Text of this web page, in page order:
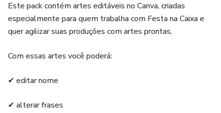
Este pack contém artes editáveis no Canva, criadas
especialmente para quem trabalha com Festa na Caixa e
quer agilizar suas produções com artes prontas.
Com essas artes você poderá:
✔ editar nome
✔ alterar frases